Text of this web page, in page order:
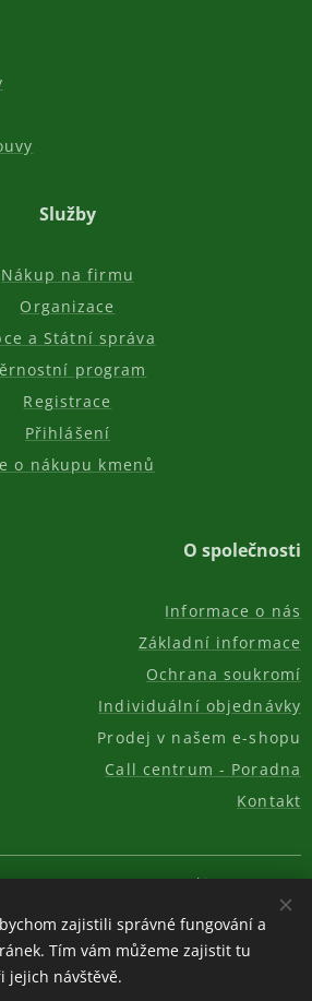
Služby
Nákup na firmu
Organizace
a Státní správa
program
Registrace
Přihlášení
o nákupu kmenů
O společnosti
Informace o nás
Základní informace
Ochrana soukromí
Individuální objednávky
Prodej v našem e-shopu
Call centrum - Poradna
Kontakt
REAL GROUP s.r.o. Cookies
Měna
Kč
EUR € USD $
zajistili správné fungování a
Tím vám můžeme zajistit tu
jejich návštěvě.